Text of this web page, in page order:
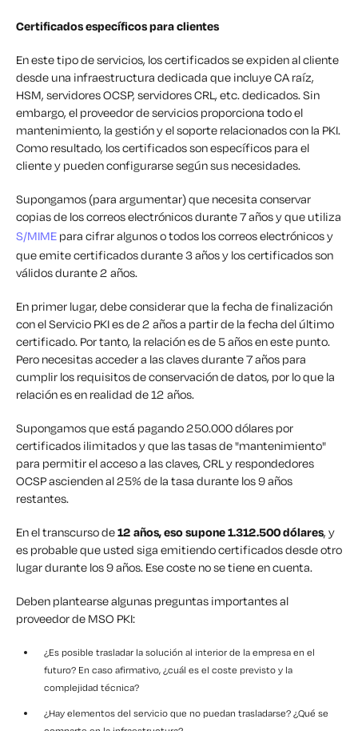
Certificados específicos para clientes
En este tipo de servicios, los certificados se expiden al cliente
desde una infraestructura dedicada que incluye CA raíz,
HSM, servidores OCSP, servidores CRL, etc. dedicados. Sin
embargo, el proveedor de servicios proporciona todo el
mantenimiento, la gestión y el soporte relacionados con la PKI.
Como resultado, los certificados son específicos para el
cliente y pueden configurarse según sus necesidades.
Supongamos (para argumentar) que necesita conservar
copias de los correos electrónicos durante 7 años y que utiliza
S/MIME para cifrar algunos o todos los correos electrónicos y
que emite certificados durante 3 años y los certificados son
válidos durante 2 años.
En primer lugar, debe considerar que la fecha de finalización
con el Servicio PKI es de 2 años a partir de la fecha del último
certificado. Por tanto, la relación es de 5 años en este punto.
Pero necesitas acceder a las claves durante 7 años para
cumplir los requisitos de conservación de datos, por lo que la
relación es en realidad de 12 años.
Supongamos que está pagando 250.000 dólares por
certificados ilimitados y que las tasas de "mantenimiento"
para permitir el acceso a las claves, CRL y respondedores
OCSP ascienden al 25% de la tasa durante los 9 años
restantes.
En el transcurso de12 años, eso supone 1.312.500 dólares, y
es probable que usted siga emitiendo certificados desde otro
lugar durante los 9 años. Ese coste no se tiene en cuenta.
Deben plantearse algunas preguntas importantes al
proveedor de MSO PKI:
¿Es posible trasladar la solución al interior de la empresa en el
futuro? En caso afirmativo, ¿cuál es el coste previsto y la
complejidad técnica?
¿Hay elementos del servicio que no puedan trasladarse? ¿Qué se